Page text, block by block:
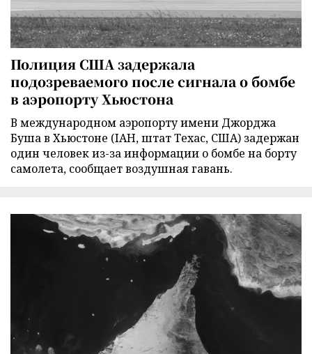
Полиция США задержала
подозреваемого после сигнала о бомбе
в аэропорту Хьюстона
В международном аэропорту имени Джорджа
Буша в Хьюстоне (IAH, штат Техас, США) задержан
один человек из-за информации о бомбе на борту
самолета, сообщает воздушная гавань.